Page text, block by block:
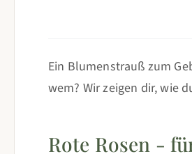
Ein Blumenstrauß zum
wem? Wir zeigen dir, wie
Rote Rosen -